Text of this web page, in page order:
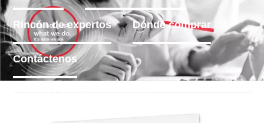
Rincón de expertos Dónde comprar
Contáctenos
Este es Chicago Pneumatic